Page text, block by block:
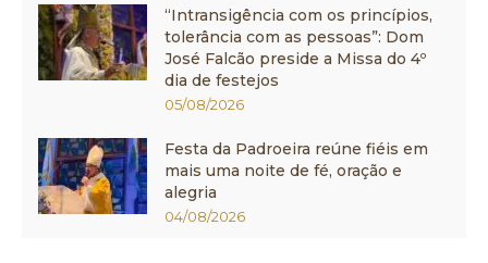
“Intransigência com os princípios,
tolerância com as pessoas”: Dom
José Falcão preside a Missa do 4º
dia de festejos
05/08/2026
Festa da Padroeira reúne fiéis em
mais uma noite de fé, oração e
alegria
04/08/2026